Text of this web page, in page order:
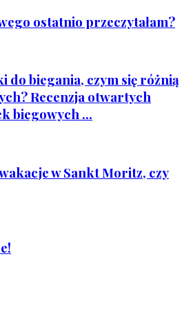
ostatnio przeczytałam?
do biegania, czym się różnią
Recenzja otwartych
biegowych ...
w Sankt Moritz, czy